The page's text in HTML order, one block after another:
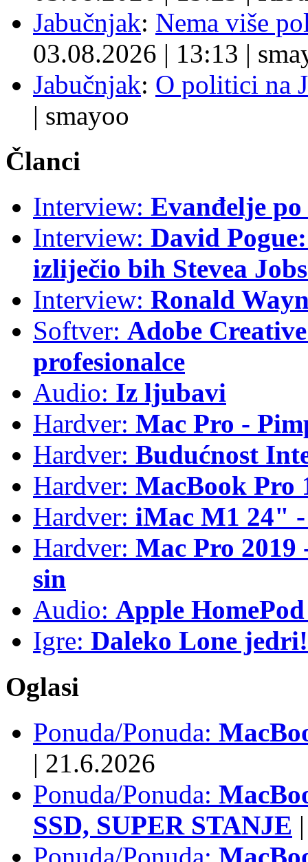
Jabučnjak: Nema više
03.08.2026 | 13:13 |
Jabučnjak: O politici na
| smayoo
Članci
Interview: Evanđelje
Interview: David
izliječio bih Stevea
Interview: Ronald
Softver: Adobe
profesionalce
Audio: Iz ljubavi
Hardver: Mac Pro -
Hardver: Budućnost
Hardver: MacBook Pro
Hardver: iMac M1 24"
Hardver: Mac Pro
sin
Audio: Apple
Igre: Daleko Lone jedri!
Oglasi
Ponuda/Ponuda:
| 21.6.2026
Ponuda/Ponuda:
SSD, SUPER STANJE |